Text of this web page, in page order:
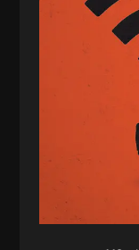
سروش کرمیان،
فائزه فتحی